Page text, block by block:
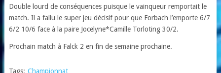
Double lourd de conséquences puisque le vainqueur remportait le
match. Il a fallu le super jeu décisif pour que Forbach l’emporte 6/7
6/2 10/6 face à la paire Jocelyne*Camille Torloting 30/2.
Prochain match à Falck 2 en fin de semaine prochaine.
Tags: Championnat